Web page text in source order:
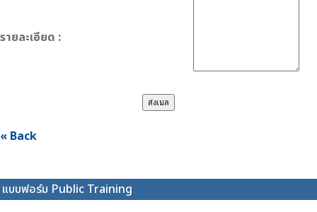
รายละเอียด :
« Back
แบบฟอร์ม Public Training